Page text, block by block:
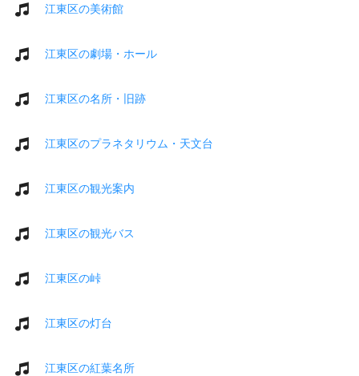
江東区の美術館
江東区の劇場・ホール
江東区の名所・旧跡
江東区のプラネタリウム・天文台
江東区の観光案内
江東区の観光バス
江東区の峠
江東区の灯台
江東区の紅葉名所